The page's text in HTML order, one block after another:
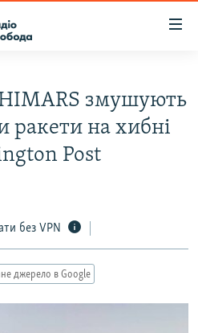
змушують
ракети на хибні
Post
без VPN
джерело в Google